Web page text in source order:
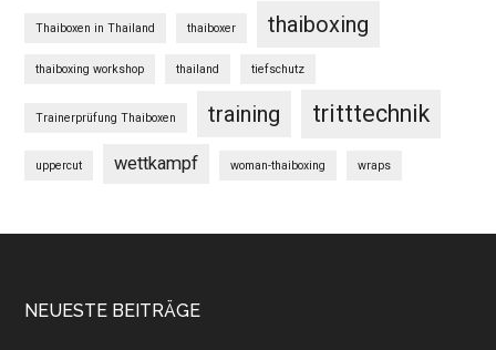
Thaiboxen in Thailand thaiboxer thaiboxing
thaiboxing workshop thailand tiefschutz
Trainerprüfung Thaiboxen training tritttechnik
uppercut wettkampf woman-thaiboxing wraps
NEUESTE BEITRÄGE